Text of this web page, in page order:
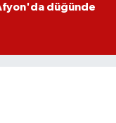
düğünde